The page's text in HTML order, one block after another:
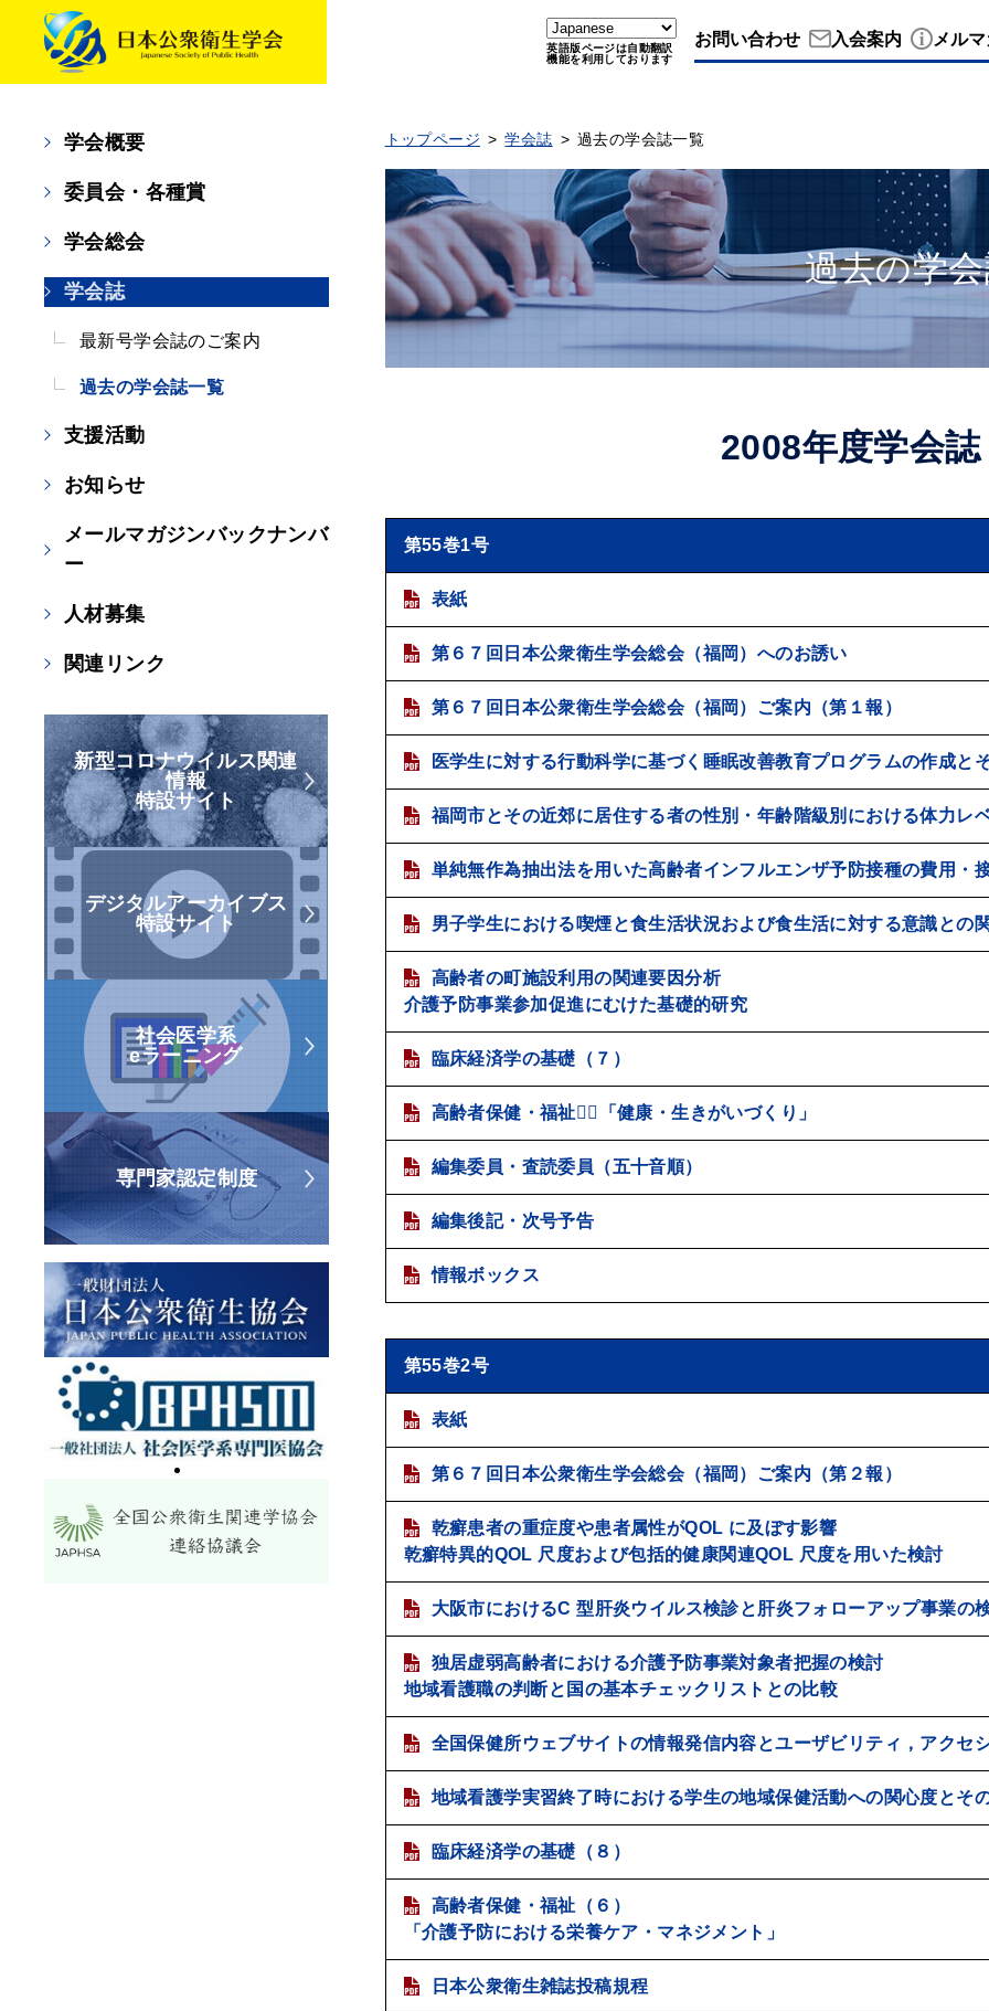
英語版ページは自動翻訳
機能を利用しております
お問い合わせ 入会案内 メル
学会概要
委員会・各種賞
学会総会
学会誌
最新号学会誌のご案内
過去の学会誌一覧
支援活動
お知らせ
メールマガジンバックナンバ
ー
人材募集
関連リンク
新型コロナウイルス関連
情報
特設サイト
デジタルアーカイブス
特設サイト
社会医学系
eラーニング
専門家認定制度
トップページ 学会誌 過去の学会誌一覧
過去の学
2008年度学会
第55巻1号
表紙
第６７回日本公衆衛生学会総会（福岡）へのお誘い
第６７回日本公衆衛生学会総会（福岡）ご案内（第１報）
医学生に対する行動科学に基づく睡眠改善教育プログラムの作成と
福岡市とその近郊に居住する者の性別・年齢階級別における体力レ
単純無作為抽出法を用いた高齢者インフルエンザ予防接種の費用・
男子学生における喫煙と食生活状況および食生活に対する意識との
高齢者の町施設利用の関連要因分析
介護予防事業参加促進にむけた基礎的研究
臨床経済学の基礎（７）
高齢者保健・福祉５「健康・生きがいづくり」
編集委員・査読委員（五十音順）
編集後記・次号予告
情報ボックス
第55巻2号
表紙
第６７回日本公衆衛生学会総会（福岡）ご案内（第２報）
乾癬患者の重症度や患者属性がQOL に及ぼす影響
乾癬特異的QOL 尺度および包括的健康関連QOL 尺度を用いた検討
大阪市におけるC 型肝炎ウイルス検診と肝炎フォローアップ事業の
独居虚弱高齢者における介護予防事業対象者把握の検討
地域看護職の判断と国の基本チェックリストとの比較
全国保健所ウェブサイトの情報発信内容とユーザビリティ，アクセ
地域看護学実習終了時における学生の地域保健活動への関心度とそ
臨床経済学の基礎（８）
高齢者保健・福祉（６）
「介護予防における栄養ケア・マネジメント」
日本公衆衛生雑誌投稿規程